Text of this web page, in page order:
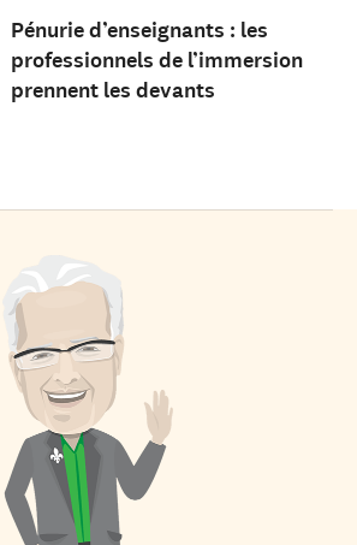
Pénurie d’enseignants : les
professionnels de l’immersion
prennent les devants